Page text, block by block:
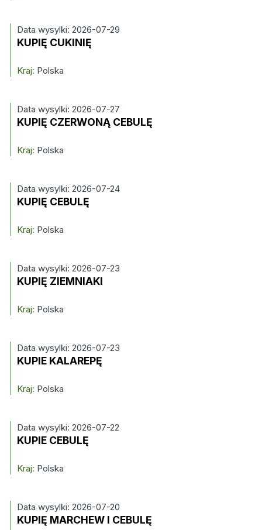
Data wysylki: 2026-07-29
KUPIĘ CUKINIĘ
Kraj: Polska
Data wysylki: 2026-07-27
KUPIĘ CZERWONĄ CEBULĘ
Kraj: Polska
Data wysylki: 2026-07-24
KUPIĘ CEBULĘ
Kraj: Polska
Data wysylki: 2026-07-23
KUPIĘ ZIEMNIAKI
Kraj: Polska
Data wysylki: 2026-07-23
KUPIE KALAREPĘ
Kraj: Polska
Data wysylki: 2026-07-22
KUPIE CEBULĘ
Kraj: Polska
Data wysylki: 2026-07-20
KUPIĘ MARCHEW I CEBULĘ